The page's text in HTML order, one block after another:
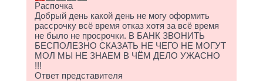
Распочка
Добрый день какой день не могу оформить
рассрочку всё время отказ хотя за всё время
не было не просрочки. В БАНК ЗВОНИТЬ
БЕСПОЛЕЗНО СКАЗАТЬ НЕ ЧЕГО НЕ МОГУТ
МОЛ МЫ НЕ ЗНАЕМ В ЧЁМ ДЕЛО УЖАСНО
!!!
Ответ представителя